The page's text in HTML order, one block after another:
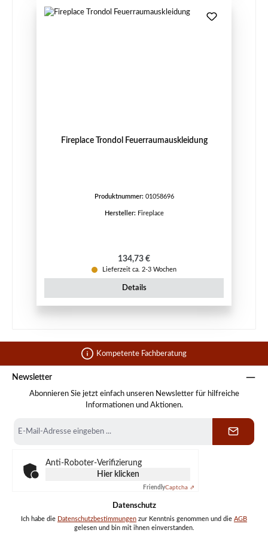
Fireplace Trondol Feuerraumauskleidung
Produktnummer: 01058696
Hersteller: Fireplace
Regulärer Preis:
134,73 €
Lieferzeit ca. 2-3 Wochen
Details
Kompetente Fachberatung
Newsletter
Abonnieren Sie jetzt einfach unseren Newsletter für hilfreiche
Informationen und Aktionen.
Mail-
Anti-Roboter-Verifizierung
Hier klicken
FriendlyCaptcha ⇗
Datenschutz
Ich habe die Datenschutzbestimmungen zur Kenntnis genommen und die AGB
gelesen und bin mit ihnen einverstanden.